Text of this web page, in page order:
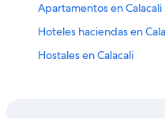
Apartamentos en Calacali
Hoteles haciendas en
Hostales en Calacali